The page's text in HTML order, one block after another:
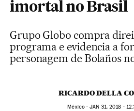
imortal no Brasil
Grupo Globo compra
programa e evidencia a
personagem de Bolaños
RICARDO DELLA
México -JAN 31, 2018 -